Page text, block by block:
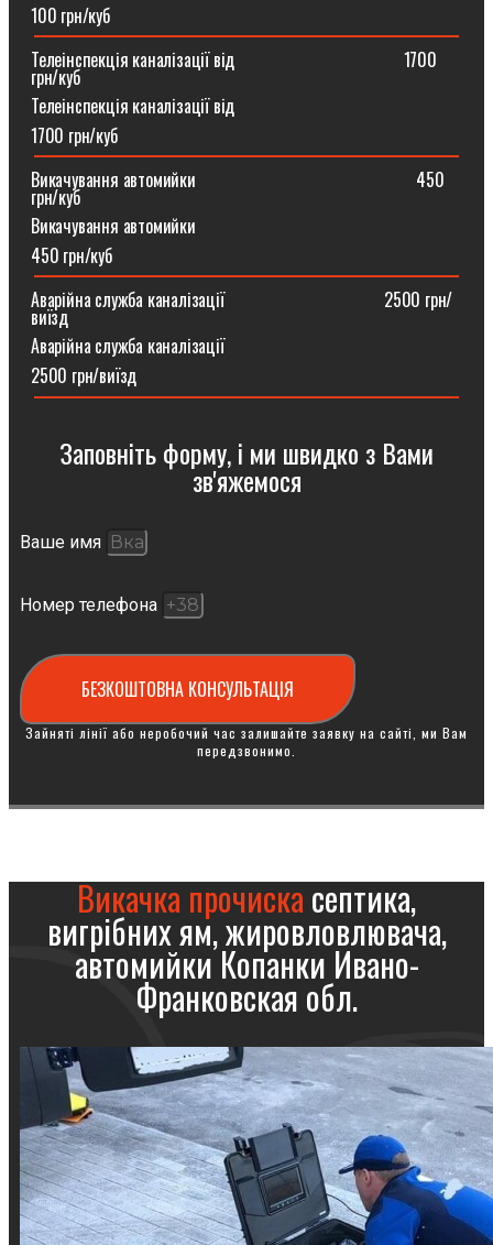
100 грн/куб
Телеінспекція каналізації від⠀⠀⠀⠀⠀⠀⠀⠀⠀⠀⠀⠀⠀1700
грн/куб
Телеінспекція каналізації від
1700 грн/куб
Викачування автомийки⠀⠀⠀⠀⠀⠀⠀⠀⠀⠀⠀⠀⠀⠀⠀⠀⠀450
грн/куб
Викачування автомийки
450 грн/куб
Аварійна служба каналізації ⠀⠀⠀⠀⠀⠀⠀⠀⠀⠀⠀⠀2500 грн/
виїзд
Аварійна служба каналізації
2500 грн/виїзд
Заповніть форму, і ми швидко з Вами
зв'яжемося
Ваше имя
Номер телефона
БЕЗКОШТОВНА КОНСУЛЬТАЦІЯ
Зайняті лінії або неробочий час залишайте заявку на сайті, ми Вам
передзвонимо.
Викачка прочискасептика,
вигрібних ям, жировловлювача,
автомийки Копанки Ивано-
Франковская обл.